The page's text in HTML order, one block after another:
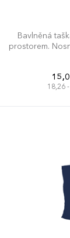
Bavlněná
prostorem.
18,26 -